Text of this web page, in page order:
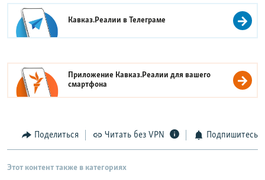
Кавказ.Реалии вТелеграме
Приложение Кавказ.Реалии для вашего
смартфона
Поделиться Читать без VPN Подпишитесь
Этот контент также в категориях